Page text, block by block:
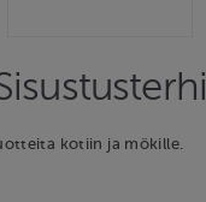
kotiin ja mökille.